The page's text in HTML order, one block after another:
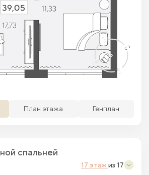
План этажа Генплан
спальней
17 этаж из 17